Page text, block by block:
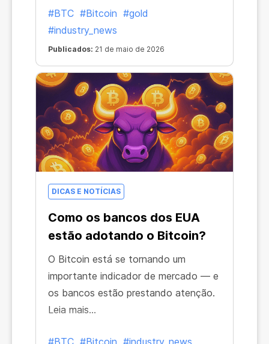
#BTC #Bitcoin #gold
#industry_news
Publicados: 21 de maio de 2026
DICAS E NOTÍCIAS
Como os bancos dos EUA
estão adotando o Bitcoin?
O Bitcoin está se tornando um
importante indicador de mercado — e
os bancos estão prestando atenção.
Leia mais...
#BTC #Bitcoin #industry_news